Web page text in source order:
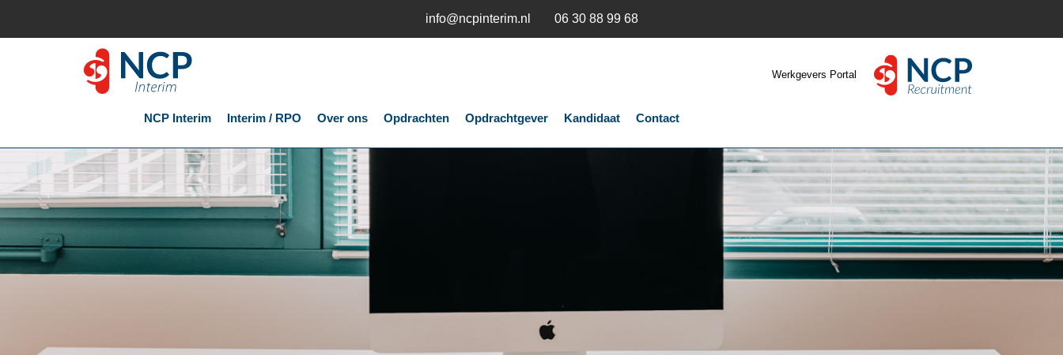
info@ncpinterim.nl 06 30 88 99 68
Werkgevers Portal
NCP Interim Interim / RPO Over ons Opdrachten Opdrachtgever Kandidaat Contact